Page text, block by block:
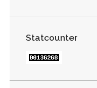
Statcounter